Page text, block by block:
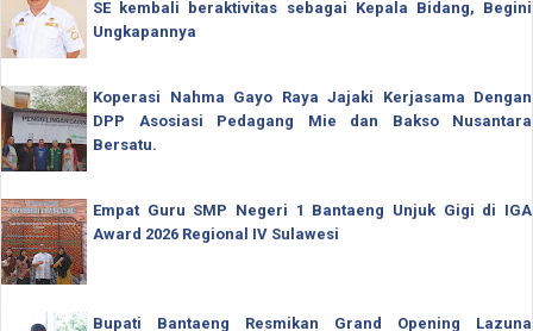
SE kembali beraktivitas sebagai Kepala Bidang, Begini
Ungkapannya
Koperasi Nahma Gayo Raya Jajaki Kerjasama Dengan
DPP Asosiasi Pedagang Mie dan Bakso Nusantara
Bersatu.
Empat Guru SMP Negeri 1 Bantaeng Unjuk Gigi di IGA
Award 2026 Regional IV Sulawesi
Bupati Bantaeng Resmikan Grand Opening Lazuna